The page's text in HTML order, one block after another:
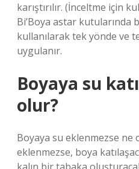
karıştırılır. (İnceltme için
Bi’Boya astar kutularında
kullanılarak tek yönde ve
uygulanır.
Boyaya su
olur?
Boyaya su eklenmezse ne
eklenmezse, boya